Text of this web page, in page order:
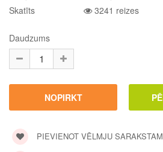
Skatīts
3241 reizes
Daudzums
PIEVIENOT VĒLMJU SARAKSTAM